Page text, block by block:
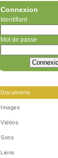
Connexion
Identifiant
Mot de passe
Documents
Images
Vidéos
Sons
Liens